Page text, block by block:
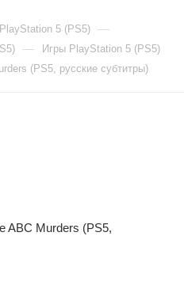
5 (PS5) —
— Игры PlayStation 5 (PS5)
(PS5, русские субтитры)